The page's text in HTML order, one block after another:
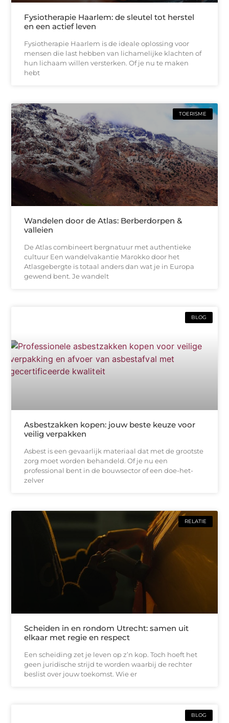
Fysiotherapie Haarlem: de sleutel tot herstel
en een actief leven
Fysiotherapie Haarlem is de ideale oplossing voor
mensen die last hebben van lichamelijke klachten of
hun lichaam willen versterken. Of je nu te maken
hebt
TOERISME
Wandelen door de Atlas: Berberdorpen &
valleien
De Atlas combineert bergnatuur met authentieke
cultuur Een wandelvakantie Marokko door het
Atlasgebergte is totaal anders dan wat je in Europa
gewend bent. Je wandelt
BLOG
Asbestzakken kopen: jouw beste keuze voor
veilig verpakken
Asbest is een gevaarlijk materiaal dat met de grootste
zorg moet worden behandeld. Of je nu een
professional bent in de bouwsector of een doe-het-
zelver
RELATIE
Scheiden in en rondom Utrecht: samen uit
elkaar met regie en respect
Een scheiding zet je leven op z’n kop. Toch hoeft het
geen juridische strijd te worden waarbij de rechter
beslist over jouw toekomst. Wie er
BLOG